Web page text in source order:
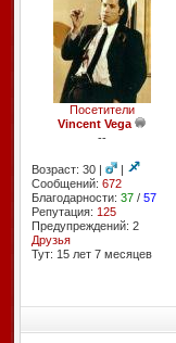
Посетители
Vincent Vega
--
Возраст: 30 |
|
Сообщений: 672
Благодарности: 37/ 57
Репутация: 125
Предупреждений: 2
Друзья
Тут: 15 лет 7 месяцев